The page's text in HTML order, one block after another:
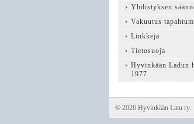
Yhdistyksen
Vakuutus
Linkkejä
Tietosuoja
Hyvinkään Ladun
1977
© 2026 Hyvinkään Latu ry.